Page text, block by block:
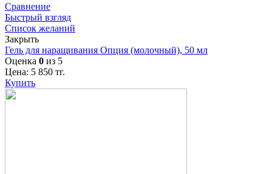
Сравнение
Быстрый взгляд
Список желаний
Закрыть
Гель для наращивания Опция (молочный), 50 мл
Оценка 0 из 5
Цена: 5 850 тг.
Купить